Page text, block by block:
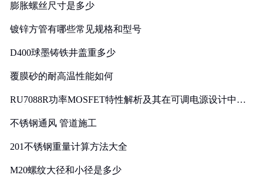
膨胀螺丝尺寸是多少
镀锌方管有哪些常见规格和型号
D400球墨铸铁井盖重多少
覆膜砂的耐高温性能如何
RU7088R功率MOSFET特性解析及其在可调电源设计中的
不锈钢通风 管道施工
201不锈钢重量计算方法大全
M20螺纹大径和小径是多少